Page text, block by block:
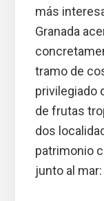
más
Granada
tramo de
privilegiado
de frutas
dos
patrimonio
junto al mar: